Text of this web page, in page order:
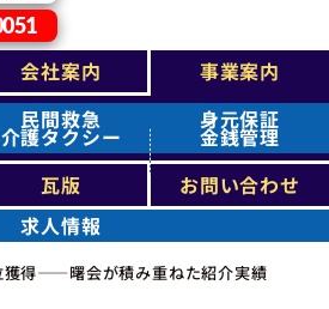
会社案内
事業案内
民間救急
介護タクシー
身元保証
金銭管理
瓦版
お問い合わせ
求人情報
獲得――曙会が積み重ねた紹介実績